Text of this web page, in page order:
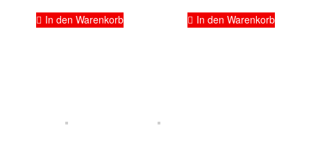
In den Warenkorb In den Warenkorb